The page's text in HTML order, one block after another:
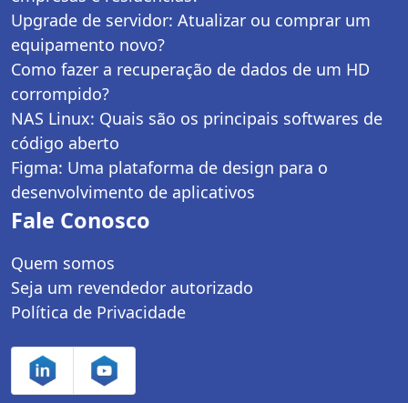
Upgrade de servidor: Atualizar ou comprar um
equipamento novo?
Como fazer a recuperação de dados de um HD
corrompido?
NAS Linux: Quais são os principais softwares de
código aberto
Figma: Uma plataforma de design para o
desenvolvimento de aplicativos
Fale Conosco
Quem somos
Seja um revendedor autorizado
Política de Privacidade